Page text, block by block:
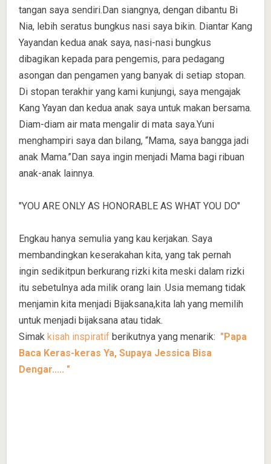
tangan saya sendiri.Dan siangnya, dengan dibantu Bi
Nia, lebih seratus bungkus nasi saya bikin. Diantar Kang
Yayandan kedua anak saya, nasi-nasi bungkus
dibagikan kepada para pengemis, para pedagang
asongan dan pengamen yang banyak di setiap stopan.
Di stopan terakhir yang kami kunjungi, saya mengajak
Kang Yayan dan kedua anak saya untuk makan bersama.
Diam-diam air mata mengalir di mata saya.Yuni
menghampiri saya dan bilang, “Mama, saya bangga jadi
anak Mama.”Dan saya ingin menjadi Mama bagi ribuan
anak-anak lainnya.
"YOU ARE ONLY AS HONORABLE AS WHAT YOU DO"
Engkau hanya semulia yang kau kerjakan. Saya
membandingkan keserakahan kita, yang tak pernah
ingin sedikitpun berkurang rizki kita meski dalam rizki
itu sebetulnya ada milik orang lain .Usia memang tidak
menjamin kita menjadi Bijaksana,kita lah yang memilih
untuk menjadi bijaksana atau tidak.
Simak kisah inspiratif berikutnya yang menarik: "Papa
Baca Keras-keras Ya, Supaya Jessica Bisa
Dengar..... "